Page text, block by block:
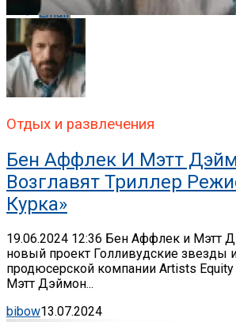
Email
Отдых и развлечения
Бен Аффлек И Мэтт
Возглавят Триллер
Курка»
19.06.2024 12:36 Бен Аффлек и Мэтт
новый проект Голливудские звезды
продюсерской компании Artists
Мэтт Дэймон...
bibow13.07.2024